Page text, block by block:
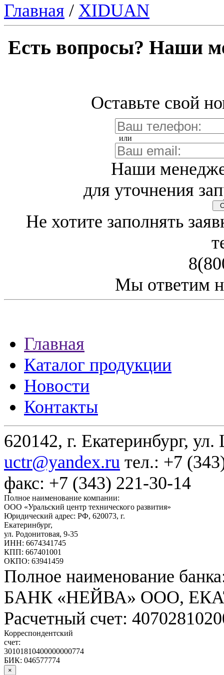
Главная / XIDUAN
Есть вопросы? Наши
Оставьте свой
или
Наши
для уточнения
Не хотите заполнять
Мы ответим
Главная
Каталог продукции
Новости
Контакты
620142, г. Екатеринбург,
uctr@yandex.ru тел.: +7
факс: +7 (343) 221-30-14
Полное наименование компании:
ООО «Уральский центр технического развития»
Юридический адрес: РФ, 620073, г.
Екатеринбург,
ул. Родонитовая, 9-35
ИНН: 6674341745
КПП: 667401001
ОКПО: 63941459
Полное наименование
БАНК «НЕЙВА» ООО,
Расчетный счет:
Корреспондентский
счет:
30101810400000000774
БИК: 046577774
×